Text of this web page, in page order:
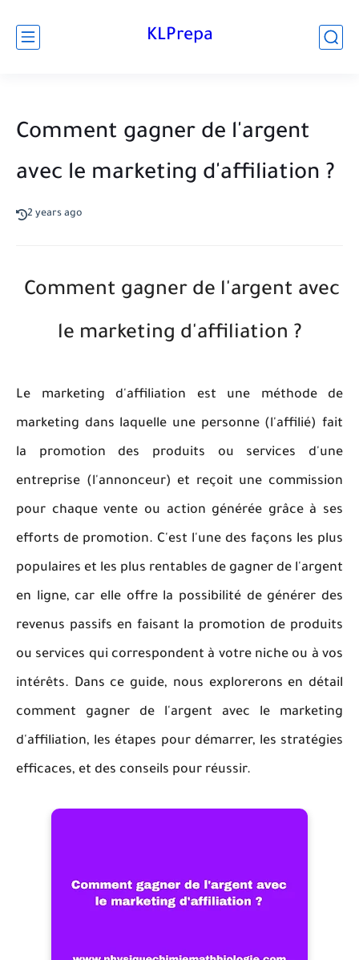
KLPrepa
Comment gagner de l'argent
avec le marketing d'affiliation ?
2 years ago
Comment gagner de l'argent avec
le marketing d'affiliation ?
Le marketing d'affiliation est une méthode de
marketing dans laquelle une personne (l'affilié) fait
la promotion des produits ou services d'une
entreprise (l'annonceur) et reçoit une commission
pour chaque vente ou action générée grâce à ses
efforts de promotion. C'est l'une des façons les plus
populaires et les plus rentables de gagner de l'argent
en ligne, car elle offre la possibilité de générer des
revenus passifs en faisant la promotion de produits
ou services qui correspondent à votre niche ou à vos
intérêts. Dans ce guide, nous explorerons en détail
comment gagner de l'argent avec le marketing
d'affiliation, les étapes pour démarrer, les stratégies
efficaces, et des conseils pour réussir.